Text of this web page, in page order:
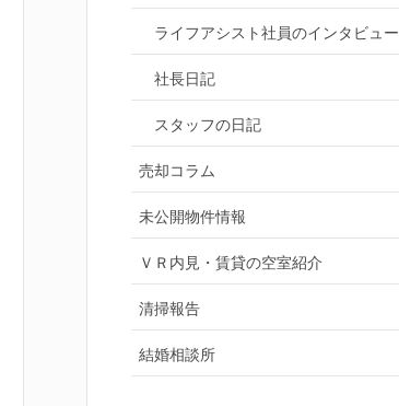
ライフアシスト社員のインタビュー
社長日記
スタッフの日記
売却コラム
未公開物件情報
ＶＲ内見・賃貸の空室紹介
清掃報告
結婚相談所